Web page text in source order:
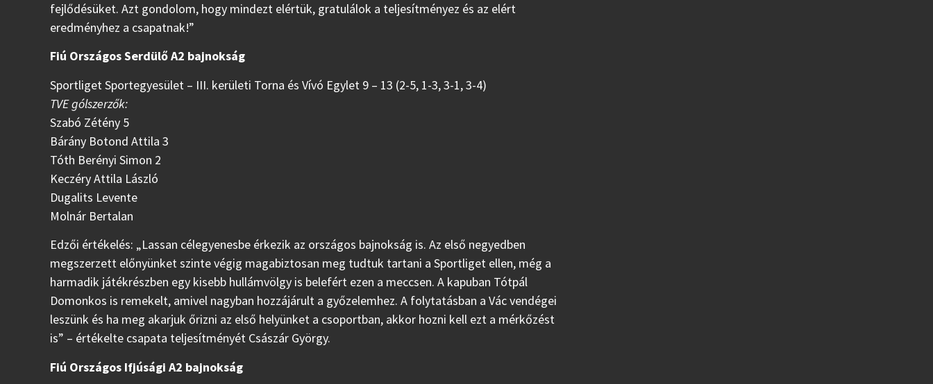
fejlődésüket. Azt gondolom, hogy mindezt elértük, gratulálok a teljesítményez és az elért
eredményhez a csapatnak!”
Fiú Országos Serdülő A2 bajnokság
Sportliget Sportegyesület – III. kerületi Torna és Vívó Egylet 9 – 13 (2-5, 1-3, 3-1, 3-4)
TVE gólszerzők:
Szabó Zétény 5
Bárány Botond Attila 3
Tóth Berényi Simon 2
Keczéry Attila László
Dugalits Levente
Molnár Bertalan
Edzői értékelés: „Lassan célegyenesbe érkezik az országos bajnokság is. Az első negyedben
megszerzett előnyünket szinte végig magabiztosan meg tudtuk tartani a Sportliget ellen, még a
harmadik játékrészben egy kisebb hullámvölgy is belefért ezen a meccsen. A kapuban Tótpál
Domonkos is remekelt, amivel nagyban hozzájárult a győzelemhez. A folytatásban a Vác vendégei
leszünk és ha meg akarjuk őrizni az első helyünket a csoportban, akkor hozni kell ezt a mérkőzést
is” – értékelte csapata teljesítményét Császár György.
Fiú Országos Ifjúsági A2 bajnokság